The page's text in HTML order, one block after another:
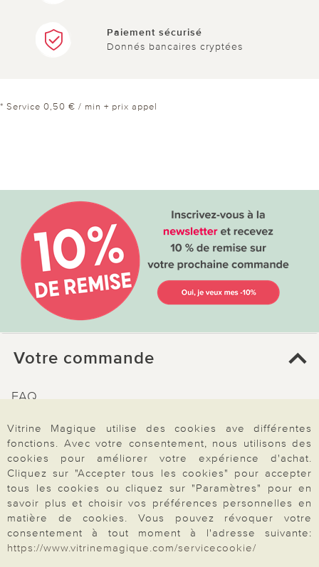
Paiement sécurisé
Donnés bancaires cryptées
* Service 0,50 € / min + prix appel
Votre commande
FAQ
Inscription Newsletter
Demande de catalogue
Données personnelles
Droit de rétractation
Rétractation
Vitrine Magique utilise des cookies ave différentes
fonctions. Avec votre consentement, nous utilisons des
cookies pour améliorer votre expérience d'achat.
Cliquez sur "Accepter tous les cookies" pour accepter
tous les cookies ou cliquez sur "Paramètres" pour en
savoir plus et choisir vos préférences personnelles en
matière de cookies. Vous pouvez révoquer votre
consentement à tout moment à l'adresse suivante:
https://www.vitrinemagique.com/servicecookie/